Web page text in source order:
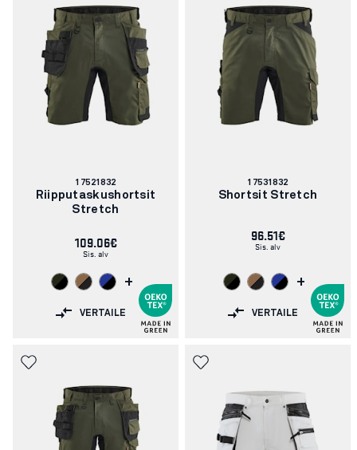
Tuotenumero:
17521832
Riipputaskushortsit
Stretch
109.06€
Sis. alv
+
VERTAILE
Tuotenumero:
17531832
Shortsit Stretch
96.51€
Sis. alv
+
VERTAILE